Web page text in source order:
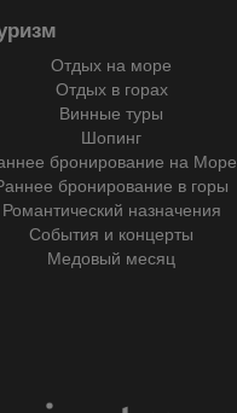
Отдых на море
Отдых в горах
Винные туры
Шопинг
бронирование на Море
бронирование в горы
Романтический назначения
События и концерты
Медовый месяц